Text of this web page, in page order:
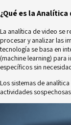
¿Qué es la Analítica
La analítica de video se
procesar y analizar las
tecnología se basa en
(machine learning) para
específicos sin
Los sistemas de
actividades